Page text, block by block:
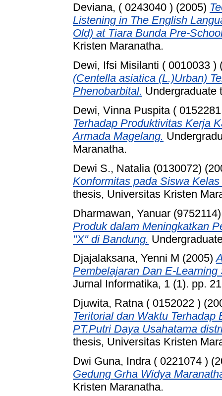
Deviana, ( 0243040 ) (2005)
Listening in The English
Old) at Tiara Bunda Pre-
Kristen Maranatha.
Dewi, Ifsi Misilanti ( 0010033 )
(Centella asiatica (L.)Urban)
Phenobarbital. Undergraduate
Dewi, Vinna Puspita (
Terhadap Produktivitas Kerja
Armada Magelang.
Maranatha.
Dewi S., Natalia (0130072)
Konformitas pada Siswa
thesis, Universitas Kristen
Dharmawan, Yanuar (9752114)
Produk dalam Meningkatkan
"X" di Bandung.
Djajalaksana, Yenni M (2005)
Pembelajaran Dan E-
Jurnal Informatika, 1 (1). pp.
Djuwita, Ratna ( 0152022 )
Teritorial dan Waktu
PT.Putri Daya Usahatama
thesis, Universitas Kristen
Dwi Guna, Indra ( 0221074 )
Gedung Grha Widya
Kristen Maranatha.